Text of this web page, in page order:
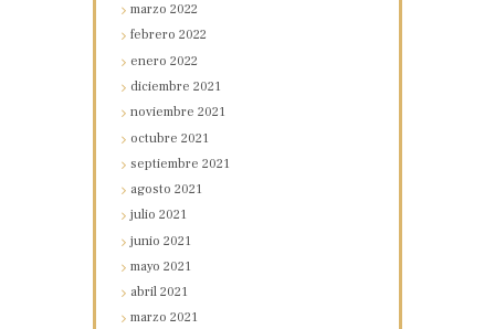
marzo2022
febrero2022
enero2022
diciembre2021
noviembre2021
octubre2021
septiembre2021
agosto2021
julio2021
junio2021
mayo2021
abril2021
marzo2021